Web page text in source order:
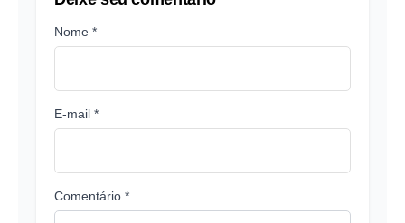
Nome *
E-mail *
Comentário *